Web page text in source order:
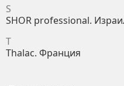
S
SHOR professional.
T
Thalac. Франция